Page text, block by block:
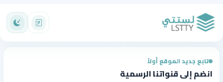
تابع جديد الموقع أولاً
انضم إلى قنواتنا الرسمية